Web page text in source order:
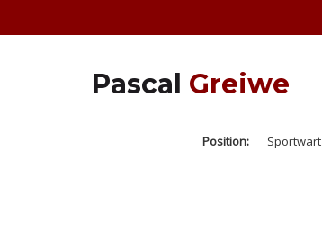
Pascal Greiwe
Position: Sportwart